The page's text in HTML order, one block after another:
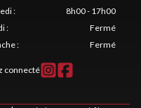
:
8h00 - 17h00
:
Fermé
: Fermé
connecté